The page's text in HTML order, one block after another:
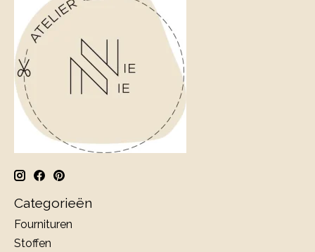
Categorieën
Fournituren
Stoffen